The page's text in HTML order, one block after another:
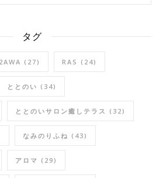
タグ
(27) RAS (24)
ととのい (34)
ととのいサロン癒しテラス (32)
なみのりふね (43)
アロマ (29)